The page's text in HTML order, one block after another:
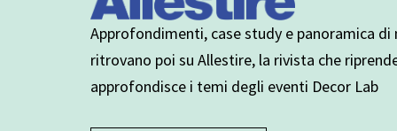
Approfondimenti, case study e panoramica
ritrovano poi su Allestire, la rivista che
approfondisce i temi degli eventi Decor Lab